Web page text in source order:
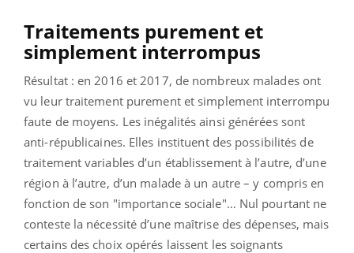
Traitements purement et
simplement interrompus
Résultat : en 2016 et 2017, de nombreux malades ont
vu leur traitement purement et simplement interrompu
faute de moyens. Les inégalités ainsi générées sont
anti-républicaines. Elles instituent des possibilités de
traitement variables d’un établissement à l’autre, d’une
région à l’autre, d’un malade à un autre – y compris en
fonction de son "importance sociale"… Nul pourtant ne
conteste la nécessité d’une maîtrise des dépenses, mais
certains des choix opérés laissent les soignants